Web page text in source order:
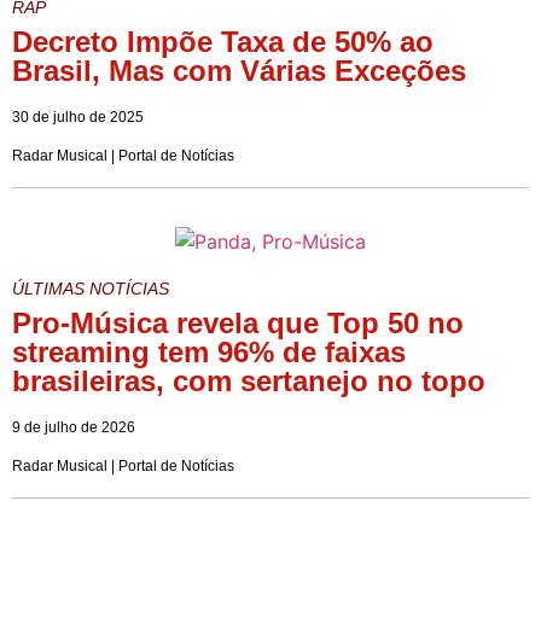
RAP
Decreto Impõe Taxa de 50% ao
Brasil, Mas com Várias Exceções
30 de julho de 2025
Radar Musical | Portal de Notícias
ÚLTIMAS NOTÍCIAS
Pro-Música revela que Top 50 no
streaming tem 96% de faixas
brasileiras, com sertanejo no topo
9 de julho de 2026
Radar Musical | Portal de Notícias